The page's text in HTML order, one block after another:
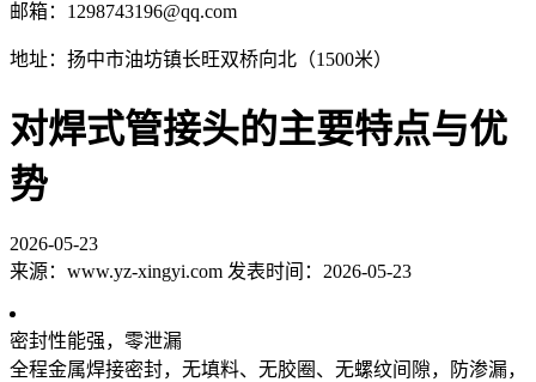
邮箱：1298743196@qq.com
地址：扬中市油坊镇长旺双桥向北（1500米）
对焊式管接头的主要特点与优
势
2026-05-23
来源：www.yz-xingyi.com 发表时间：2026-05-23
密封性能强，零泄漏
全程金属焊接密封，无填料、无胶圈、无螺纹间隙，防渗漏，